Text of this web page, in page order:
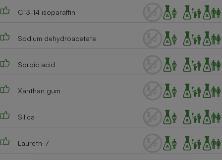
C13-14 isoparaffin
Sodium dehydroacetate
Sorbic acid
Xanthan gum
Silica
Laureth-7